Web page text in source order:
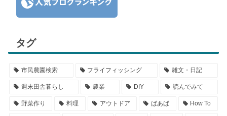
タグ
市民農園検索 フライフィッシング 雑文・日記
週末田舎暮らし 農業 DIY 読んでみて
野菜作り 料理 アウトドア ばあば How To